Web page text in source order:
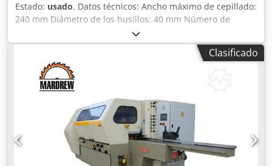
Estado: usado, Datos técnicos: Ancho máximo de cepillado:
240 mm Diámetro de los husillos: 40 mm Número de
husillos: 5 Secuencia de husillos: inferior derecho
izquierdo Dodpfx Ajv Hzh Dek Dokr superior inferior Cada
husillo con motor independiente Número de rodillos
superiores de tracción de acero: 4 Número de rodillos
superiores de tracción de goma: 2 Diámetro de la boca de
extracción: 150 mm Regulación continua de la velocidad de
avance Avance por ejes cardán Bomba de engrase para la
mesa de trabajo Presión: 6 atm Elevación eléctrica del
cuerpo Alimentación: 380 V Potencia total: 31 kW
Dimensiones totales: Longitud: 4000 mm Ancho: 1740 mm
Altura: 1730 mm
Clasificado